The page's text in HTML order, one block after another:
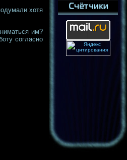
хотя
им?
согласно